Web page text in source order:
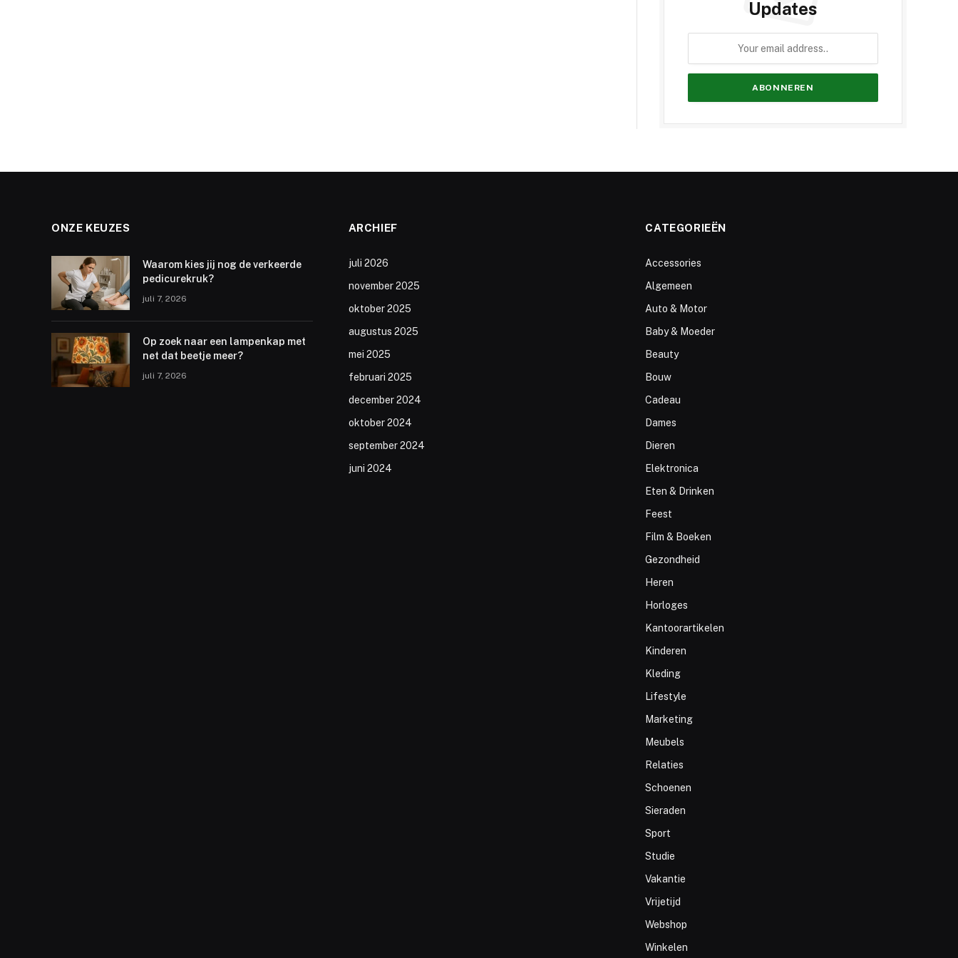
Updates
ONZE KEUZES
Waarom kies jij nog de verkeerde
pedicurekruk?
juli 7, 2026
Op zoek naar een lampenkap met
net dat beetje meer?
juli 7, 2026
ARCHIEF
juli 2026
november 2025
oktober 2025
augustus 2025
mei 2025
februari 2025
december 2024
oktober 2024
september 2024
juni 2024
CATEGORIEËN
Accessories
Algemeen
Auto & Motor
Baby & Moeder
Beauty
Bouw
Cadeau
Dames
Dieren
Elektronica
Eten & Drinken
Feest
Film & Boeken
Gezondheid
Heren
Horloges
Kantoorartikelen
Kinderen
Kleding
Lifestyle
Marketing
Meubels
Relaties
Schoenen
Sieraden
Sport
Studie
Vakantie
Vrijetijd
Webshop
Winkelen